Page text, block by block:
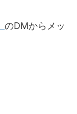
のDMからメッ